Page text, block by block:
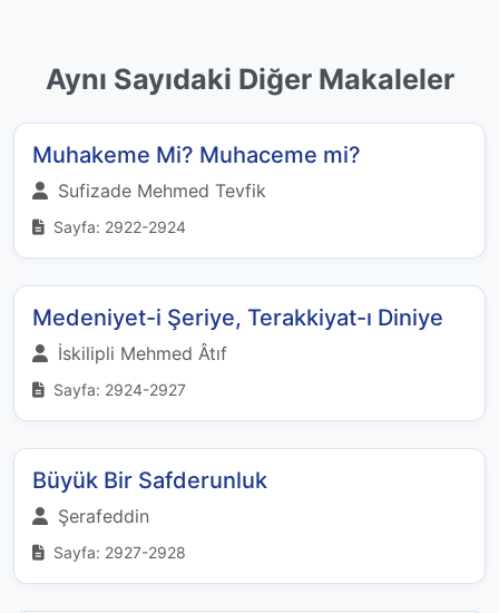
Aynı Sayıdaki Diğer Makaleler
Muhakeme Mi? Muhaceme mi?
Sufizade Mehmed Tevfik
Sayfa: 2922-2924
Medeniyet-i Şeriye, Terakkiyat-ı Diniye
İskilipli Mehmed Âtıf
Sayfa: 2924-2927
Büyük Bir Safderunluk
Şerafeddin
Sayfa: 2927-2928